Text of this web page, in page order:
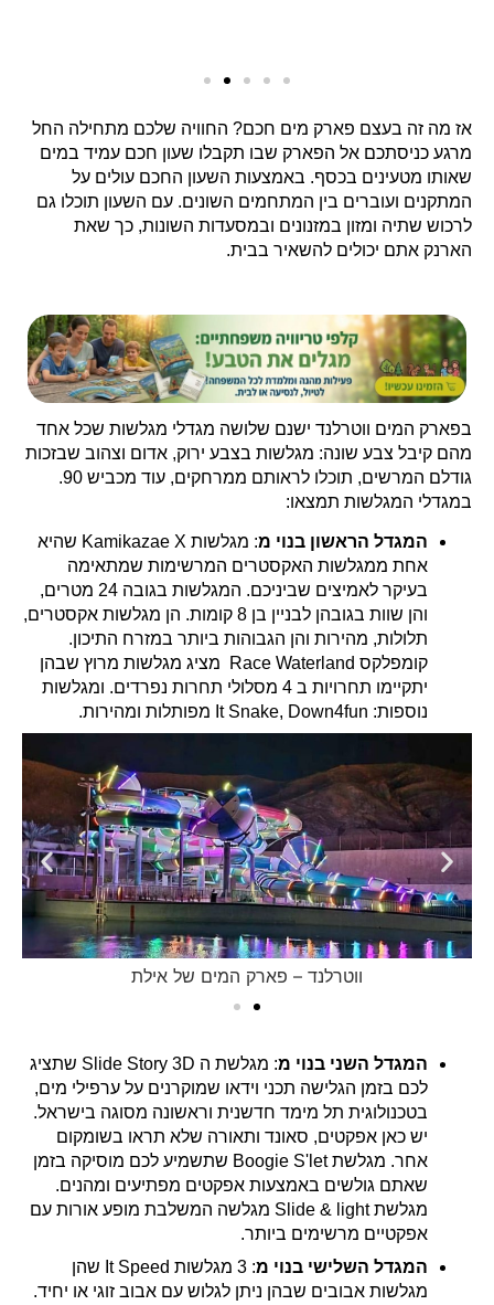
אז מה זה בעצם פארק מים חכם? החוויה שלכם מתחילה החל
מרגע כניסתכם אל הפארק שבו תקבלו שעון חכם עמיד במים
שאותו מטעינים בכסף. באמצעות השעון החכם עולים על
המתקנים ועוברים בין המתחמים השונים. עם השעון תוכלו גם
לרכוש שתיה ומזון במזנונים ובמסעדות השונות, כך שאת
הארנק אתם יכולים להשאיר בבית.
בפארק המים ווטרלנד ישנם שלושה מגדלי מגלשות שכל אחד
מהם קיבל צבע שונה: מגלשות בצבע ירוק, אדום וצהוב שבזכות
גודלם המרשים, תוכלו לראותם ממרחקים, עוד מכביש 90.
במגדלי המגלשות תמצאו:
המגדל הראשון בנוי מ
: מגלשות Kamikazae X שהיא
אחת ממגלשות האקסטרים המרשימות שמתאימה
בעיקר לאמיצים שביניכם. המגלשות בגובה 24 מטרים,
והן שוות בגובהן לבניין בן 8 קומות. הן מגלשות אקסטרים,
תלולות, מהירות והן הגבוהות ביותר במזרח התיכון.
קומפלקס Race Waterland מציג מגלשות מרוץ שבהן
יתקיימו תחרויות ב 4 מסלולי תחרות נפרדים. ומגלשות
נוספות: It Snake, Down4fun מפותלות ומהירות.
ווטרלנד – פארק המים של אילת
המגדל השני בנוי מ
: מגלשת ה Slide Story 3D שתציג
לכם בזמן הגלישה תכני וידאו שמוקרנים על ערפילי מים,
בטכנולוגית תל מימד חדשנית וראשונה מסוגה בישראל.
יש כאן אפקטים, סאונד ותאורה שלא תראו בשומקום
אחר. מגלשת Boogie S'let שתשמיע לכם מוסיקה בזמן
שאתם גולשים באמצעות אפקטים מפתיעים ומהנים.
מגלשת Slide & light מגלשה המשלבת מופע אורות עם
אפקטיים מרשימים ביותר.
המגדל השלישי בנוי מ
: 3 מגלשות It Speed שהן
מגלשות אבובים שבהן ניתן לגלוש עם אבוב זוגי או יחיד.